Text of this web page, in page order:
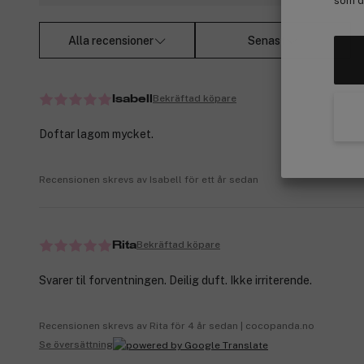
Alla recensioner Senast
Isabell Bekräftad köpare
Doftar lagom mycket.
Recensionen skrevs av Isabell för ett år sedan
RitaBekräftad köpare
Svarer til forventningen. Deilig duft. Ikke irriterende.
Recensionen skrevs av Rita för 4 år sedan | cocopanda.no
Se översättning